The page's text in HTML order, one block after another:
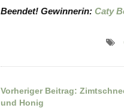
Beendet! Gewinnerin: Caty
Vorheriger Beitrag:
und Honig